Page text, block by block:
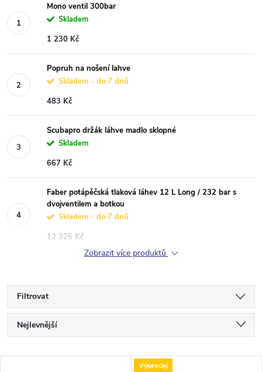
Mono ventil 300bar
Skladem
1 230 Kč
Popruh na nošení lahve
Skladem - do 7 dnů
483 Kč
Scubapro držák láhve madlo sklopné
Skladem
667 Kč
Faber potápěčská tlaková láhev 12 L Long / 232 bar s
dvojventilem a botkou
Skladem - do 7 dnů
12 325 Kč
Zobrazit více produktů
Filtrovat
Ř
a
Nejlevnější
Výprodej